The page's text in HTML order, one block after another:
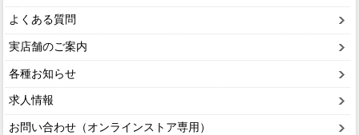
よくある質問
実店舗のご案内
各種お知らせ
求人情報
お問い合わせ（オンラインストア専用）